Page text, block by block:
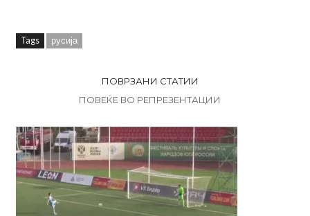
Tags русија
ПОВРЗАНИ СТАТИИ
ПОВЕЌЕ ВО РЕПРЕЗЕНТАЦИИ